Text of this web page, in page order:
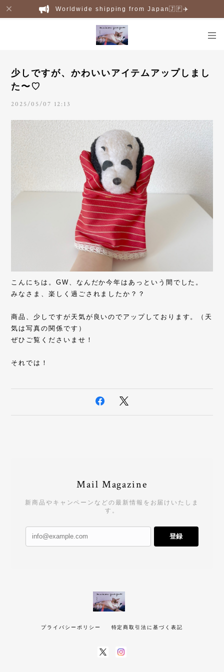
Worldwide shipping from Japan🇯🇵✈️
少しですが、かわいいアイテムアップしまし
た〜♡
2025/05/07 12:13
こんにちは。GW、なんだか今年はあっという間でした。
みなさま、楽しく過ごされましたか？？
商品、少しですが天気が良いのでアップしております。（天
気は写真の関係です）
ぜひご覧くださいませ！
それでは！
Mail Magazine
新商品やキャンペーンなどの最新情報をお届けいたしま
す。
登録
プライバシーポリシー 特定商取引法に基づく表記